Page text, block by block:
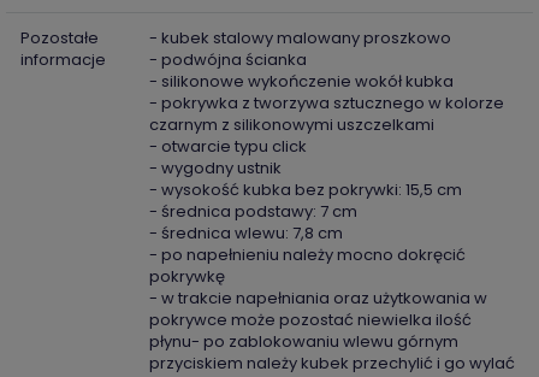
Pozostałe
informacje
- kubek stalowy malowany proszkowo
- podwójna ścianka
- silikonowe wykończenie wokół kubka
- pokrywka z tworzywa sztucznego w kolorze
czarnym z silikonowymi uszczelkami
- otwarcie typu click
- wygodny ustnik
- wysokość kubka bez pokrywki: 15,5 cm
- średnica podstawy: 7 cm
- średnica wlewu: 7,8 cm
- po napełnieniu należy mocno dokręcić
pokrywkę
- w trakcie napełniania oraz użytkowania w
pokrywce może pozostać niewielka ilość
płynu- po zablokowaniu wlewu górnym
przyciskiem należy kubek przechylić i go wylać